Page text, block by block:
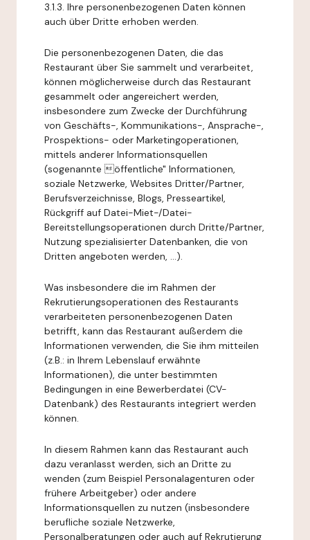
3.1.3. Ihre personenbezogenen Daten können
auch über Dritte erhoben werden.
Die personenbezogenen Daten, die das
Restaurant über Sie sammelt und verarbeitet,
können möglicherweise durch das Restaurant
gesammelt oder angereichert werden,
insbesondere zum Zwecke der Durchführung
von Geschäfts-, Kommunikations-, Ansprache-,
Prospektions- oder Marketingoperationen,
mittels anderer Informationsquellen
(sogenannte öffentliche" Informationen,
soziale Netzwerke, Websites Dritter/Partner,
Berufsverzeichnisse, Blogs, Presseartikel,
Rückgriff auf Datei-Miet-/Datei-
Bereitstellungsoperationen durch Dritte/Partner,
Nutzung spezialisierter Datenbanken, die von
Dritten angeboten werden, ...).
Was insbesondere die im Rahmen der
Rekrutierungsoperationen des Restaurants
verarbeiteten personenbezogenen Daten
betrifft, kann das Restaurant außerdem die
Informationen verwenden, die Sie ihm mitteilen
(z.B.: in Ihrem Lebenslauf erwähnte
Informationen), die unter bestimmten
Bedingungen in eine Bewerberdatei (CV-
Datenbank) des Restaurants integriert werden
können.
In diesem Rahmen kann das Restaurant auch
dazu veranlasst werden, sich an Dritte zu
wenden (zum Beispiel Personalagenturen oder
frühere Arbeitgeber) oder andere
Informationsquellen zu nutzen (insbesondere
berufliche soziale Netzwerke,
Personalberatungen oder auch auf Rekrutierung